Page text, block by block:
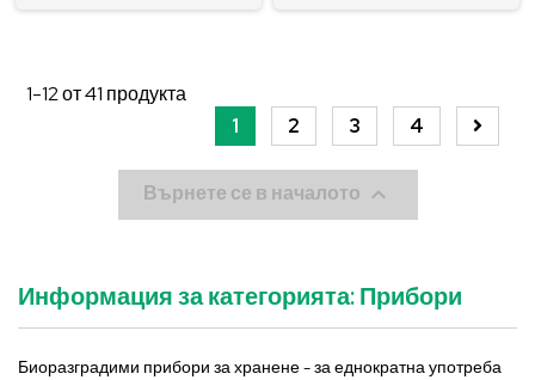
1-12от41 продукта
1
2 3 4
Върнете се в началото 
Информация за категорията: Прибори
Биоразградими прибори за хранене - за еднократна употреба